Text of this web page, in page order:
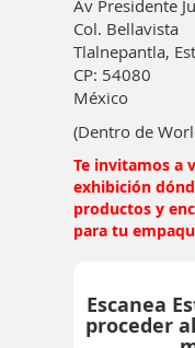
Av Presidente
Col. Bellavista
Tlalnepantla,
CP: 54080
México
(Dentro de
Te invitamos a
exhibición
productos y
para tu
Escanea
proceder